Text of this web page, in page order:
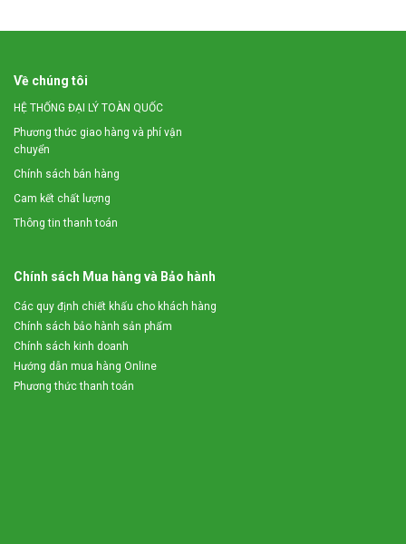
Về chúng tôi
HỆ THỐNG ĐẠI LÝ TOÀN QUỐC
Phương thức giao hàng và phí vận
chuyển
Chính sách bán hàng
Cam kết chất lượng
Thông tin thanh toán
Chính sách Mua hàng và Bảo hành
Các quy định chiết khấu cho khách hàng
Chính sách bảo hành sản phẩm
Chính sách kinh doanh
Hướng dẫn mua hàng Online
Phương thức thanh toán